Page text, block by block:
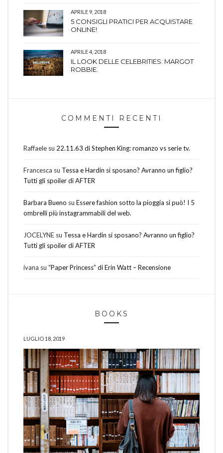
APRILE 9, 2018
5 CONSIGLI PRATICI PER ACQUISTARE
ONLINE!
APRILE 4, 2018
IL LOOK DELLE CELEBRITIES: MARGOT
ROBBIE.
COMMENTI RECENTI
Raffaele su 22.11.63 di Stephen King: romanzo vs serie tv.
Francesca su Tessa e Hardin si sposano? Avranno un figlio?
Tutti gli spoiler di AFTER
Barbara Bueno su Essere fashion sotto la pioggia si può! I 5
ombrelli più instagrammabili del web.
JOCELYNE su Tessa e Hardin si sposano? Avranno un figlio?
Tutti gli spoiler di AFTER
ivana su “Paper Princess” di Erin Watt – Recensione
BOOKS
LUGLIO 18, 2019